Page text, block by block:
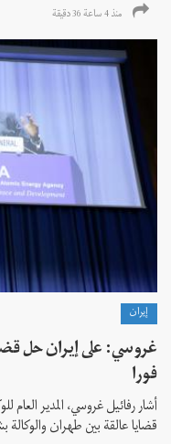
منذ 4 ساعة 36 دقیقة
إيران
غروسي: على إيران حل
فورا
أشار رفائيل غروسي، المدير العام
قضايا عالقة بين طهران